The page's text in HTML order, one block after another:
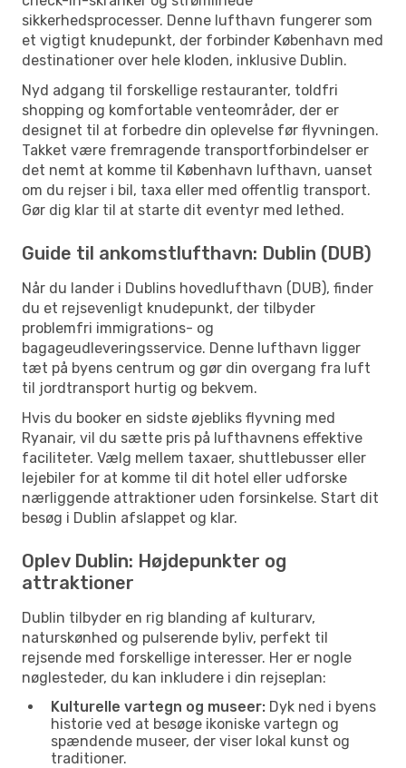
sikkerhedsprocesser. Denne lufthavn fungerer som
et vigtigt knudepunkt, der forbinder København med
destinationer over hele kloden, inklusive Dublin.
Nyd adgang til forskellige restauranter, toldfri
shopping og komfortable venteområder, der er
designet til at forbedre din oplevelse før flyvningen.
Takket være fremragende transportforbindelser er
det nemt at komme til København lufthavn, uanset
om du rejser i bil, taxa eller med offentlig transport.
Gør dig klar til at starte dit eventyr med lethed.
Guide til ankomstlufthavn: Dublin (DUB)
Når du lander i Dublins hovedlufthavn (DUB), finder
du et rejsevenligt knudepunkt, der tilbyder
problemfri immigrations- og
bagageudleveringsservice. Denne lufthavn ligger
tæt på byens centrum og gør din overgang fra luft
til jordtransport hurtig og bekvem.
Hvis du booker en sidste øjebliks flyvning med
Ryanair, vil du sætte pris på lufthavnens effektive
faciliteter. Vælg mellem taxaer, shuttlebusser eller
lejebiler for at komme til dit hotel eller udforske
nærliggende attraktioner uden forsinkelse. Start dit
besøg i Dublin afslappet og klar.
Oplev Dublin: Højdepunkter og
attraktioner
Dublin tilbyder en rig blanding af kulturarv,
naturskønhed og pulserende byliv, perfekt til
rejsende med forskellige interesser. Her er nogle
nøglesteder, du kan inkludere i din rejseplan:
Kulturelle vartegn og museer: Dyk ned i byens
historie ved at besøge ikoniske vartegn og
spændende museer, der viser lokal kunst og
traditioner.